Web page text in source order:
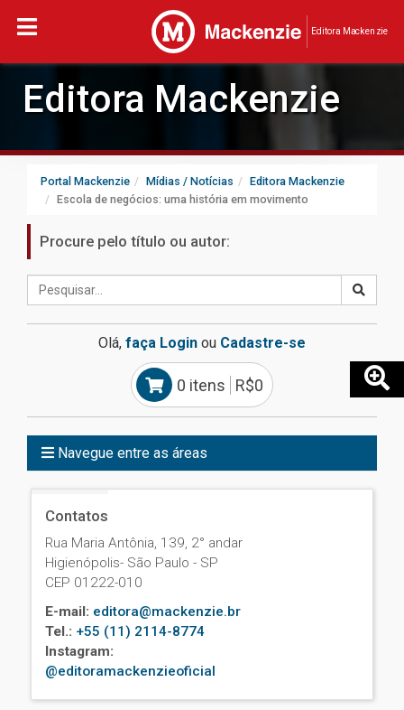
Editora Mackenzie
Editora Mackenzie
Portal Mackenzie Mídias / Notícias
Editora Mackenzie
Escola de negócios: uma história em movimento
Procure pelo título ou autor:
Olá, faça Login ou Cadastre-se
0 itens R$0
Navegue entre as áreas
Contatos
Rua Maria Antônia, 139, 2° andar
Higienópolis- São Paulo - SP
CEP 01222-010
E-mail: editora@mackenzie.br
Tel.: +55 (11) 2114-8774
Instagram:
@editoramackenzieoficial